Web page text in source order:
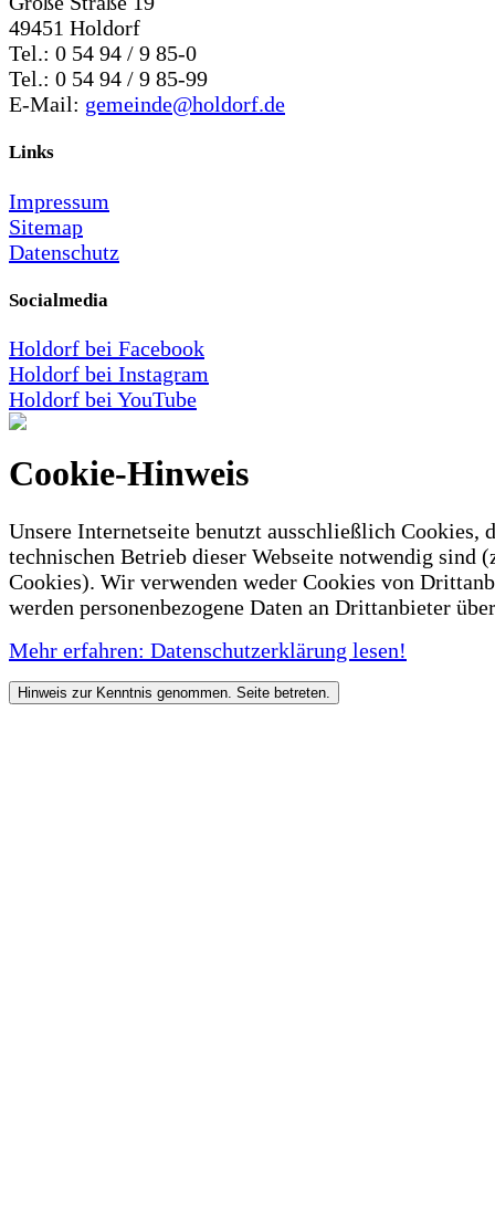
49451 Holdorf
Tel.: 0 54 94 / 9 85-0
Tel.: 0 54 94 / 9 85-99
E-Mail: gemeinde@holdorf.de
Links
Impressum
Sitemap
Datenschutz
Socialmedia
Holdorf bei Facebook
Holdorf bei Instagram
Holdorf bei YouTube
Cookie-Hinweis
Unsere Internetseite benutzt ausschließlich Cookies,
technischen Betrieb dieser Webseite notwendig sind
Cookies). Wir verwenden weder Cookies von
werden personenbezogene Daten an Drittanbieter
Mehr erfahren: Datenschutzerklärung lesen!
Hinweis zur Kenntnis genommen. Seite betreten.